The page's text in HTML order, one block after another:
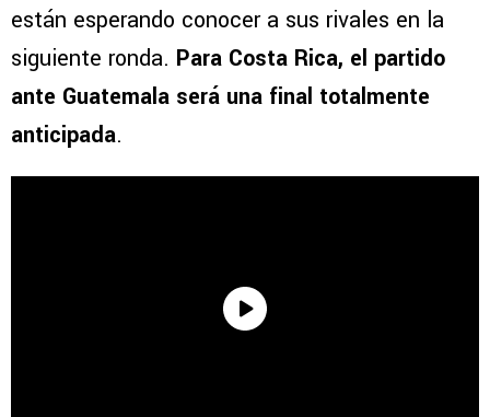
están esperando conocer a sus rivales en la
siguiente ronda. Para Costa Rica, el partido
ante Guatemala será una final totalmente
anticipada.